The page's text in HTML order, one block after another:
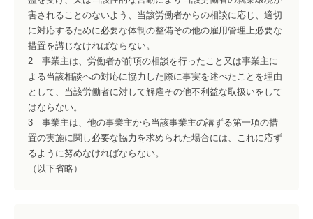
害されることのないよう、当該労働者からの相談に応じ、適切
に対応するために必要な体制の整備その他の雇用管理上必要な
措置を講じなければならない。
2 事業主は、労働者が前項の相談を行ったこと又は事業主に
よる当該相談への対応に協力した際に事実を述べたことを理由
として、当該労働者に対して解雇その他不利益な取扱いをして
はならない。
3 事業主は、他の事業主から当該事業主の講ずる第一項の措
置の実施に関し必要な協力を求められた場合には、これに応ず
るように努めなければならない。
（以下省略）